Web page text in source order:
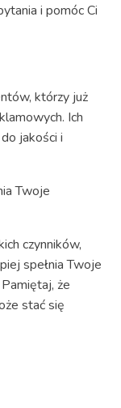
i pomóc Ci
którzy już
Ich
jakości i
Twoje
czynników,
spełnia Twoje
że
stać się